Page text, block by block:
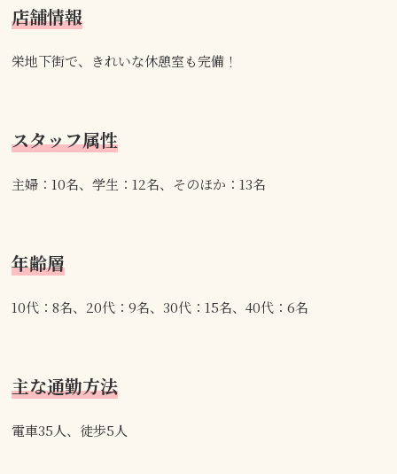
店舗情報
栄地下街で、きれいな休憩室も完備！
スタッフ属性
主婦：10名、学生：12名、そのほか：13名
年齢層
10代：8名、20代：9名、30代：15名、40代：6名
主な通勤方法
電車35人、徒歩5人